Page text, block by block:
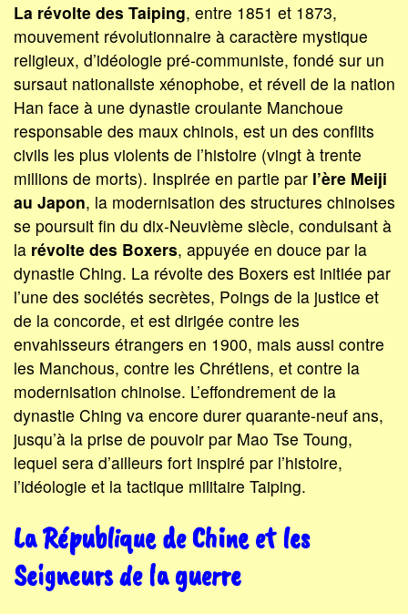
La révolte des Taiping, entre 1851 et 1873,
mouvement révolutionnaire à caractère mystique
religieux, d’idéologie pré-communiste, fondé sur un
sursaut nationaliste xénophobe, et réveil de la nation
Han face à une dynastie croulante Manchoue
responsable des maux chinois, est un des conflits
civils les plus violents de l’histoire (vingt à trente
millions de morts). Inspirée en partie par l’ère Meiji
au Japon, la modernisation des structures chinoises
se poursuit fin du dix-Neuvième siècle, conduisant à
la révolte des Boxers, appuyée en douce par la
dynastie Ching. La révolte des Boxers est initiée par
l’une des sociétés secrètes, Poings de la justice et
de la concorde, et est dirigée contre les
envahisseurs étrangers en 1900, mais aussi contre
les Manchous, contre les Chrétiens, et contre la
modernisation chinoise. L’effondrement de la
dynastie Ching va encore durer quarante-neuf ans,
jusqu’à la prise de pouvoir par Mao Tse Toung,
lequel sera d’ailleurs fort inspiré par l’histoire,
l’idéologie et la tactique militaire Taiping.
La République de Chine et les
Seigneurs de la guerre